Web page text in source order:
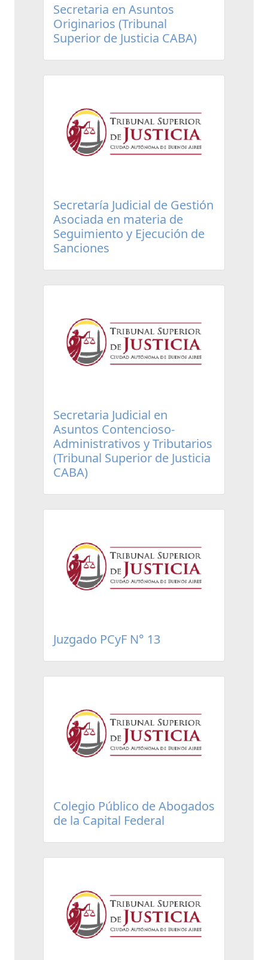
Secretaria en Asuntos
Originarios (Tribunal
Superior de Justicia CABA)
Secretaría Judicial de Gestión
Asociada en materia de
Seguimiento y Ejecución de
Sanciones
Secretaria Judicial en
Asuntos Contencioso-
Administrativos y Tributarios
(Tribunal Superior de Justicia
CABA)
Juzgado PCyF N° 13
Colegio Público de Abogados
de la Capital Federal